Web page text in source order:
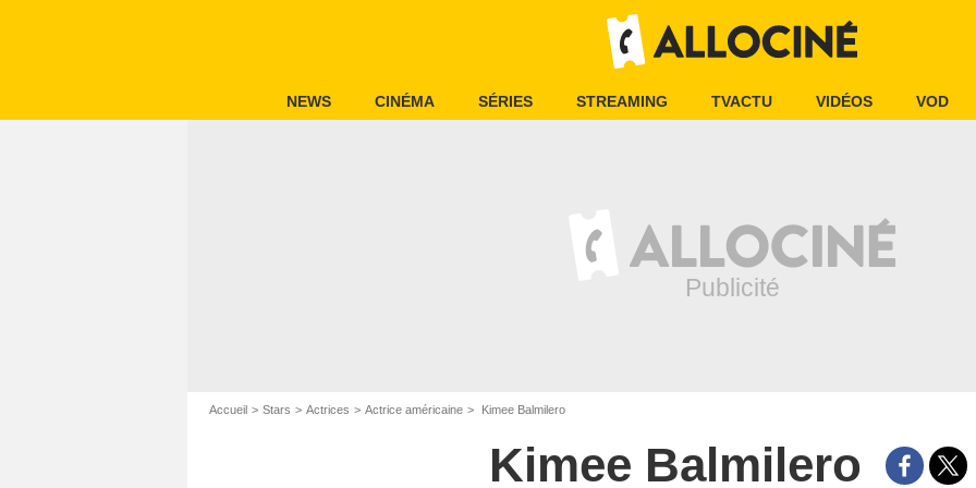
NEWS CINÉMA SÉRIES STREAMING TVACTU VIDÉOS VOD
Accueil Stars Actrices Actrice américaine Kimee Balmilero
Kimee Balmilero